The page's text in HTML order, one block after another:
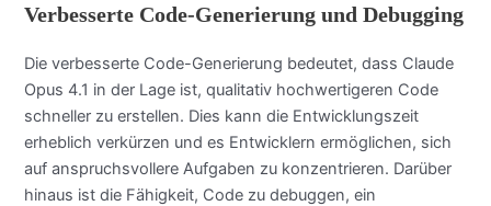
Verbesserte Code-Generierung und Debugging
Die verbesserte Code-Generierung bedeutet, dass Claude
Opus 4.1 in der Lage ist, qualitativ hochwertigeren Code
schneller zu erstellen. Dies kann die Entwicklungszeit
erheblich verkürzen und es Entwicklern ermöglichen, sich
auf anspruchsvollere Aufgaben zu konzentrieren. Darüber
hinaus ist die Fähigkeit, Code zu debuggen, ein